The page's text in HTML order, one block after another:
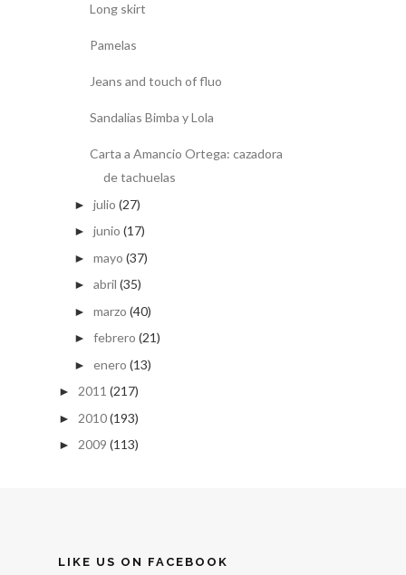
Long skirt
Pamelas
Jeans and touch of fluo
Sandalias Bimba y Lola
Carta a Amancio Ortega: cazadora
de tachuelas
► julio (27)
► junio (17)
► mayo (37)
► abril (35)
► marzo (40)
► febrero (21)
► enero (13)
► 2011 (217)
► 2010(193)
► 2009 (113)
LIKE US ON FACEBOOK